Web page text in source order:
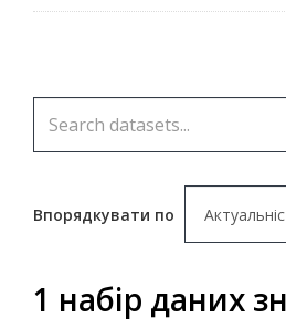
Впорядкувати по
1 набір даних